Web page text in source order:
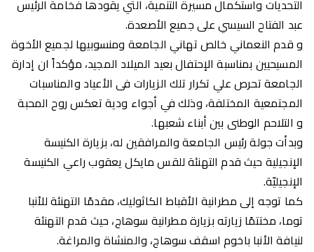
التحديات واستكمال مسيرة التنمية، التي يقودها فخامة الرئيس
عبد الفتاح السيسي على جميع الأصعدة.
و قدم النعماني خالص تهاني الجامعة ومنسوبيها لجميع الأخوة
المسيحيين بمناسبة الإحتفال بعيد الميلاد المجيد، مؤكداً ان إدارة
الجامعة تحرص علي تكرار تلك الزيارات فى الأعياد والمناسبات
المجتمعية المختلفة، وذلك في أجواء ودية تعكس روح المحبة
و التلاحم الوطنى بين أبناء شعبها.
وبدأت جولة رئيس الجامعة والمرافقين له، بزيارة الكنيسة
الإنجيلية حيث قدم التهنئة للقس مايكل يعقوب راعي الكنيسة
الإنجيليّة.
كما توجه إلى مطرانية الأقباط الكاثوليك، مقدمًا التهنئة للأنبا
توما، مختتمًا زيارته بزيارة مطرانية سوهاج، حيث قدم التهنئة
لنيافة الأنبا باخوم اسقف سوهاج، والمنشاة والمراغة.